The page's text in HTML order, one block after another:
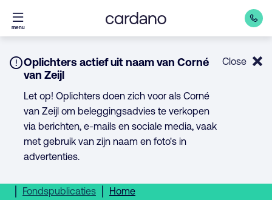
Direct
naar
menu
Notice:
Oplichters actief uit naam van Corné
van Zeijl
Let op! Oplichters doen zich voor als Corné
van Zeijl om beleggingsadvies te verkopen
via berichten, e-mails en sociale media, vaak
met gebruik van zijn naam en foto's in
advertenties.
Close
Home
Fondspublicaties